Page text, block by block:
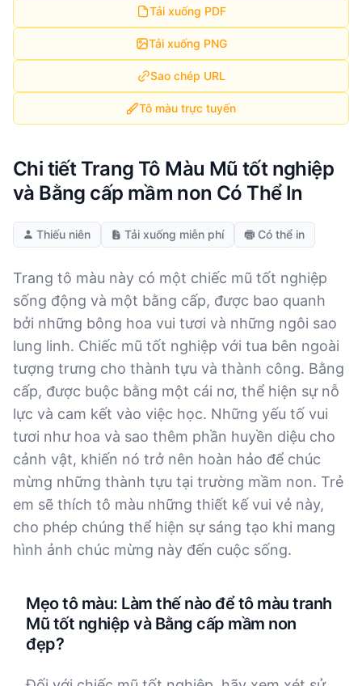
Tải xuống PDF
Tải xuống PNG
Sao chép URL
Tô màu trực tuyến
Chi tiết Trang Tô Màu Mũ tốt nghiệp
và Bằng cấp mầm non Có Thể In
Thiếu niên Tải xuống miễn phí Có thể in
Trang tô màu này có một chiếc mũ tốt nghiệp
sống động và một bằng cấp, được bao quanh
bởi những bông hoa vui tươi và những ngôi sao
lung linh. Chiếc mũ tốt nghiệp với tua bên ngoài
tượng trưng cho thành tựu và thành công. Bằng
cấp, được buộc bằng một cái nơ, thể hiện sự nỗ
lực và cam kết vào việc học. Những yếu tố vui
tươi như hoa và sao thêm phần huyền diệu cho
cảnh vật, khiến nó trở nên hoàn hảo để chúc
mừng những thành tựu tại trường mầm non. Trẻ
em sẽ thích tô màu những thiết kế vui vẻ này,
cho phép chúng thể hiện sự sáng tạo khi mang
hình ảnh chúc mừng này đến cuộc sống.
Mẹo tô màu: Làm thế nào để tô màu tranh
Mũ tốt nghiệp và Bằng cấp mầm non
đẹp?